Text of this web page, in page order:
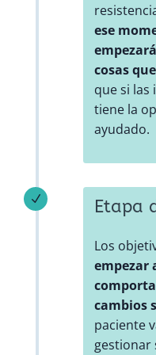
ese
cosas
que si las
tiene la
ayudado.
N Etapa
Los
empezar
cambios
paciente
gestionar